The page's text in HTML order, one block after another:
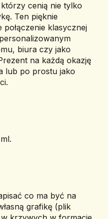
cenią nie tylko
Ten pięknie
klasycznej
biura czy jako
na każdą okazję
lub po prostu jako
co ma być na
grafikę (plik